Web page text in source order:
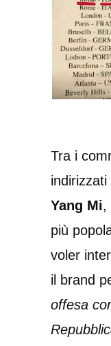
Tra i
indirizzati
Yang Mi,
più
voler
il brand
offesa